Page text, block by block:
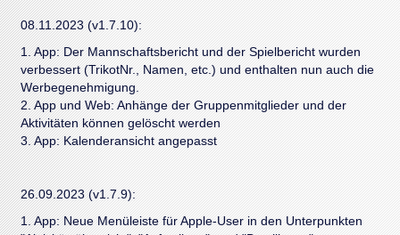
08.11.2023 (v1.7.10):
1. App: Der Mannschaftsbericht und der Spielbericht wurden
verbessert (TrikotNr., Namen, etc.) und enthalten nun auch die
Werbegenehmigung.
2. App und Web: Anhänge der Gruppenmitglieder und der
Aktivitäten können gelöscht werden
3. App: Kalenderansicht angepasst
26.09.2023 (v1.7.9):
1. App: Neue Menüleiste für Apple-User in den Unterpunkten